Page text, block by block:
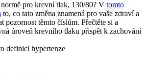
pro krevní tlak, 130/80? V tomto
to, co tato změna znamená pro vaše zdraví a
pozornost těmto číslům. Přečtěte si a
úroveň krevního tlaku přispět k zachování